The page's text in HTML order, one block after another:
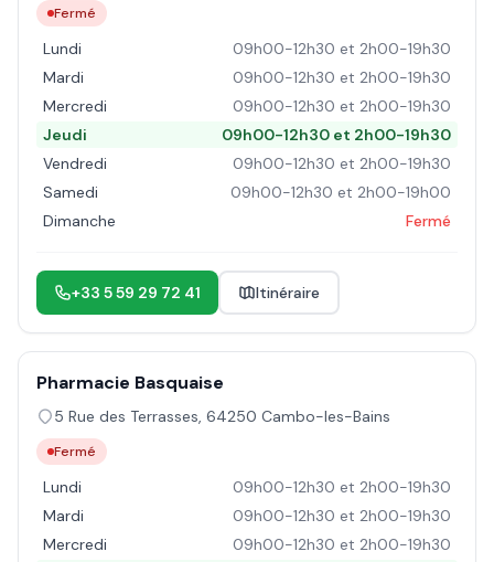
Fermé
Lundi
09h00-12h30 et 2h00-19h30
Mardi
09h00-12h30 et 2h00-19h30
Mercredi
09h00-12h30 et 2h00-19h30
Jeudi
09h00-12h30 et 2h00-19h30
Vendredi
09h00-12h30 et 2h00-19h30
Samedi
09h00-12h30 et 2h00-19h00
Dimanche
Fermé
+33 5 59 29 72 41 Itinéraire
Pharmacie Basquaise
5 Rue des Terrasses, 64250 Cambo-les-Bains
Fermé
Lundi
09h00-12h30 et 2h00-19h30
Mardi
09h00-12h30 et 2h00-19h30
Mercredi
09h00-12h30 et 2h00-19h30